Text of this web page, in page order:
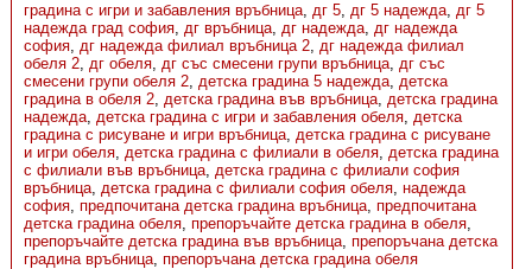
градина с игри и забавления връбница, дг 5, дг 5 надежда, дг 5
надежда град софия, дг връбница, дг надежда, дг надежда
софия, дг надежда филиал връбница 2, дг надежда филиал
обеля 2, дг обеля, дг със смесени групи връбница, дг със
смесени групи обеля 2, детска градина 5 надежда, детска
градина в обеля 2, детска градина във връбница, детска градина
надежда, детска градина с игри и забавления обеля, детска
градина с рисуване и игри връбница, детска градина с рисуване
и игри обеля, детска градина с филиали в обеля, детска градина
с филиали във връбница, детска градина с филиали софия
връбница, детска градина с филиали софия обеля, надежда
софия, предпочитана детска градина връбница, предпочитана
детска градина обеля, препоръчайте детска градина в обеля,
препоръчайте детска градина във връбница, препоръчана детска
градина връбница, препоръчана детска градина обеля